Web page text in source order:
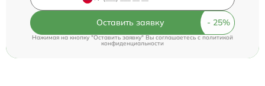
Оставить заявку
Нажимая на кнопку "Оставить заявку" Вы соглашаетесь cполитикой
конфиденциальности